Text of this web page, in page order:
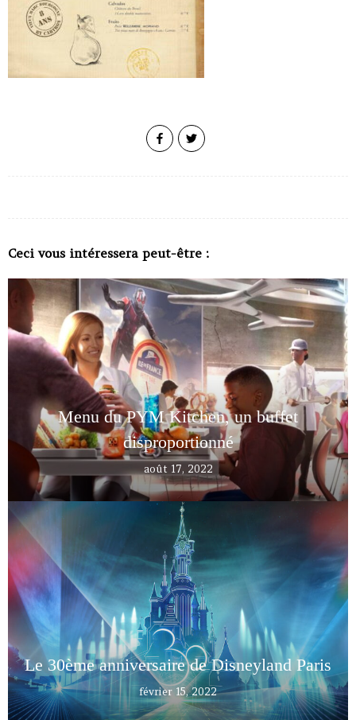
Ceci vous intéressera peut-être :
Menu du PYM Kitchen, un buffet
disproportionné
août 17, 2022
Le 30ème anniversaire de Disneyland Paris
février 15, 2022